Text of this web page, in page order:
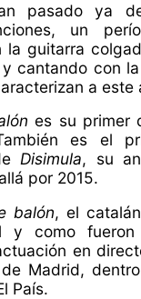
pasado ya
un
la guitarra
cantando con
a este
es su primer
es el
Disimula, su
por 2015.
balón, el
y como fueron
en
Madrid,
País.